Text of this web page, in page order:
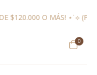
✹ ✿ ¡ENVÍO
0